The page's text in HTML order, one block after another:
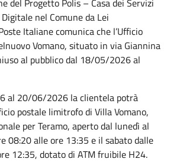
nel Comune da Lei
Italiane comunica che l’Ufficio
Vomano, situato in via Giannina
al pubblico dal 18/05/2026 al
al 20/06/2026 la clientela potrà
postale limitrofo di Villa Vomano,
per Teramo, aperto dal lunedì al
08:20 alle ore 13:35 e il sabato dalle
12:35, dotato di ATM fruibile H24.